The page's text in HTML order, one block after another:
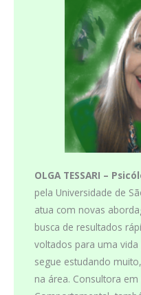
OLGA TESSARI –
pela Universidade de
atua com novas
busca de resultados
voltados para uma
segue estudando
na área. Consultora